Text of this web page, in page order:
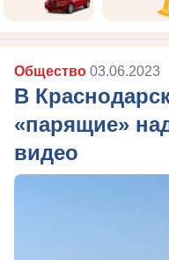
Общество 03.06.2023
В
«парящие»
видео